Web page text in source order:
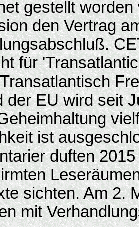
gestellt
den Vertrag
für
der EU wird seit
ist
duften
sichten. Am 2.
mit